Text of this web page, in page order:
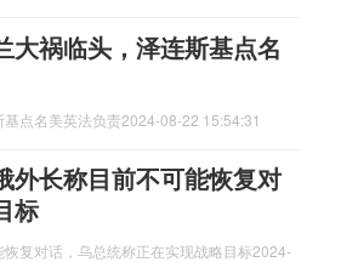
大祸临头，泽连斯基点名
点名美英法负责2024-08-22 15:54:31
外长称目前不可能恢复对
标
复对话，乌总统称正在实现战略目标2024-